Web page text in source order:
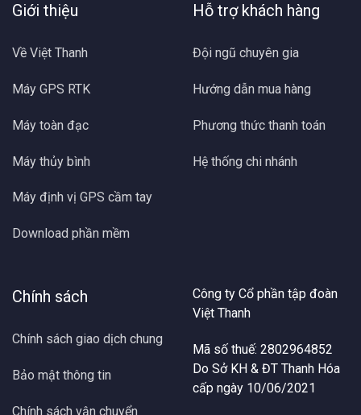
Giới thiệu
Về Việt Thanh
Máy GPS RTK
Máy toàn đạc
Máy thủy bình
Máy định vị GPS cầm tay
Download phần mềm
Hỗ trợ khách hàng
Đội ngũ chuyên gia
Hướng dẫn mua hàng
Phương thức thanh toán
Hệ thống chi nhánh
Chính sách
Chính sách giao dịch chung
Bảo mật thông tin
Chính sách vận chuyển
Công ty Cổ phần tập đoàn
Việt Thanh
Mã số thuế: 2802964852
Do Sở KH & ĐT Thanh Hóa
cấp ngày 10/06/2021